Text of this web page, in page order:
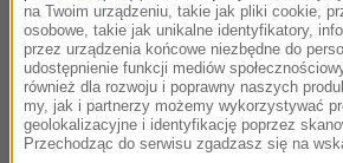
na Twoim urządzeniu, takie jak pliki cookie,
osobowe, takie jak unikalne identyfikatory,
przez urządzenia końcowe niezbędne do
udostępnienie funkcji mediów
również dla rozwoju i poprawny naszych
my, jak i partnerzy możemy wykorzystywać
geolokalizacyjne i identyfikację poprzez
Przechodząc do serwisu zgadzasz się na